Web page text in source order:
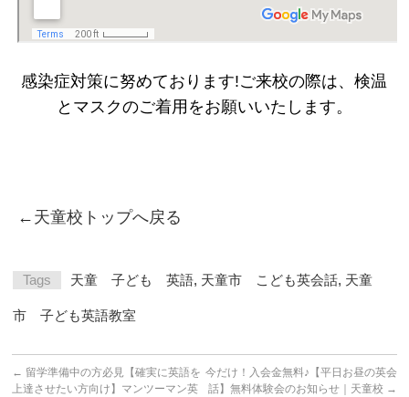
感染症対策に努めております!ご来校の際は、検温
とマスクのご着用をお願いいたします。
← 天童校トップへ戻る
Tags 天童 子ども 英語, 天童市 こども英会話, 天童
市 子ども英語教室
← 留学準備中の方必見【確実に英語を
上達させたい方向け】マンツーマン英
今だけ！入会金無料♪【平日お昼の英会
話】無料体験会のお知らせ｜天童校 →